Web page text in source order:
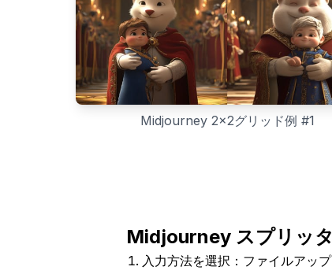
Midjourney 2x2グリッド例 #1
Midjourney スプリッ
入力方法を選択：ファイルアッ